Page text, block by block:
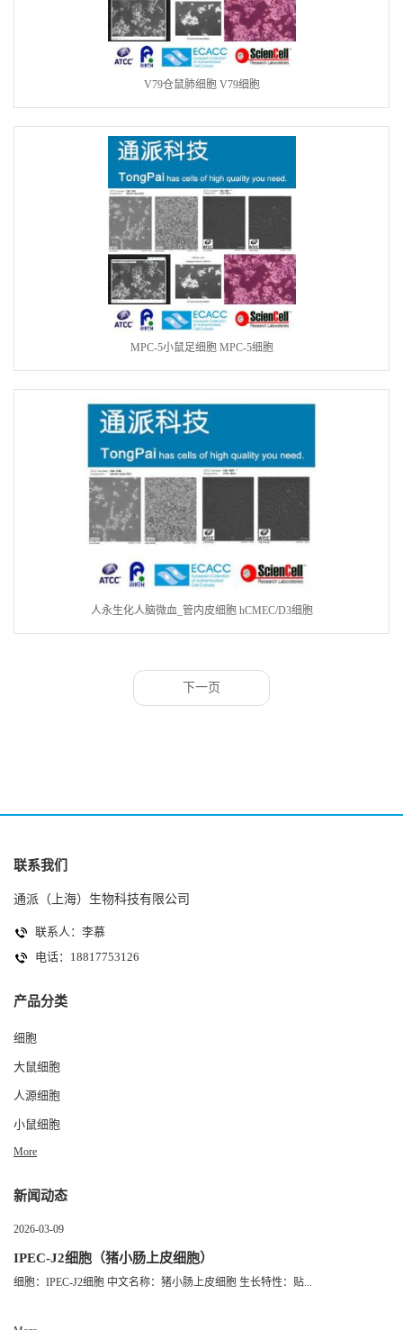
V79仓鼠肺细胞 V79细胞
MPC-5小鼠足细胞 MPC-5细胞
人永生化人脑微血_管内皮细胞 hCMEC/D3细胞
下一页
联系我们
通派（上海）生物科技有限公司
联系人：李慕
电话：18817753126
产品分类
细胞
大鼠细胞
人源细胞
小鼠细胞
More
新闻动态
2026-03-09
IPEC-J2细胞（猪小肠上皮细胞）
细胞：IPEC-J2细胞 中文名称：猪小肠上皮细胞 生长特性：贴...